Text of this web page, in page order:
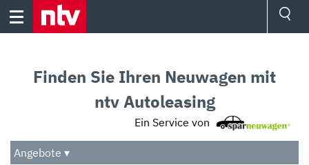
Skip
Audio
Das Beste
Finden Sie Ihren Neuwagen mit
ntv Autoleasing
Ein Service von
Angebote ▾